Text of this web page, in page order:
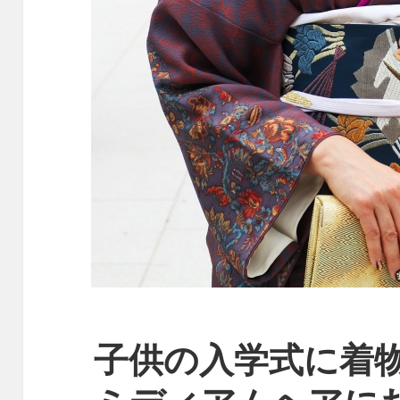
子供の入学式に着